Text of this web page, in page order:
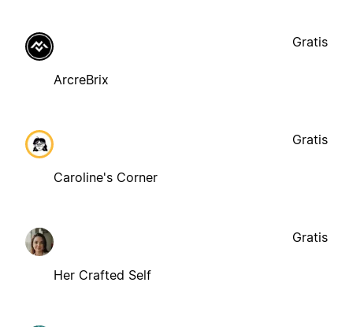
ArcreBrix
Gratis
Caroline's Corner
Gratis
Her Crafted Self
Gratis